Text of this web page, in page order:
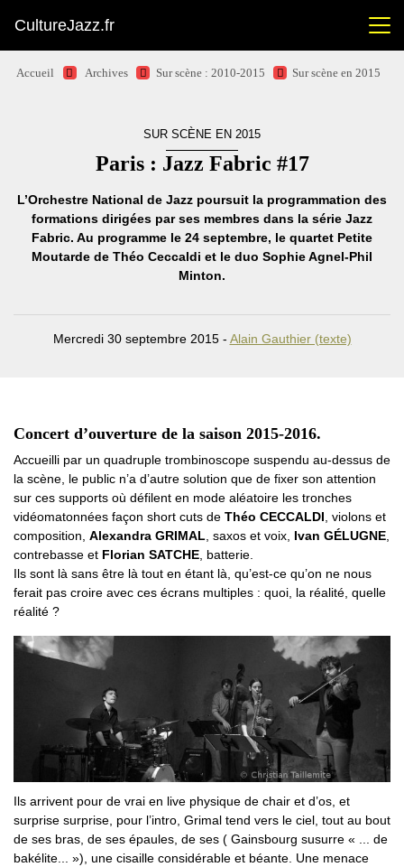
CultureJazz.fr
Accueil Archives Sur scène : 2010-2015 Sur scène en 2015
SUR SCÈNE EN 2015
Paris : Jazz Fabric #17
L’Orchestre National de Jazz poursuit la programmation des
formations dirigées par ses membres dans la série Jazz
Fabric. Au programme le 24 septembre, le quartet Petite
Moutarde de Théo Ceccaldi et le duo Sophie Agnel-Phil
Minton.
Mercredi 30 septembre 2015 - Alain Gauthier (texte)
Concert d’ouverture de la saison 2015-2016.
Accueilli par un quadruple trombinoscope suspendu au-dessus de
la scène, le public n’a d’autre solution que de fixer son attention
sur ces supports où défilent en mode aléatoire les tronches
vidéomatonnées façon short cuts de Théo CECCALDI , violons et
composition, Alexandra GRIMAL , saxos et voix, Ivan GÉLUGNE
contrebasse et Florian SATCHE , batterie.
Ils sont là sans être là tout en étant là, qu’est-ce qu’on ne nous
ferait pas croire avec ces écrans multiples : quoi, la réalité, quelle
réalité ?
Ils arrivent pour de vrai en live physique de chair et d’os, et
surprise surprise, pour l’intro, Grimal tend vers le ciel, tout au bout
de ses bras, de ses épaules, de ses ( Gainsbourg susurre « ... de
bakélite... »), une cisaille considérable et béante. Une menace